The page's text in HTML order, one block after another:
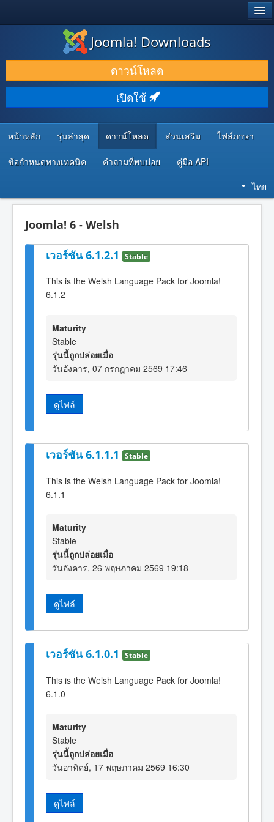
ดาวน์โหลด & ส่วนเสริม
ค้นคว้า & เรียนรู้
ชุมชน & สนับสนุน
ทรัพยากรสำหรับนักพัฒนา
Joomla! Downloads
ดาวน์โหลด
เปิดใช้
หน้าหลัก รุ่นล่าสุด ดาวน์โหลด ส่วนเสริม ไฟล์ภาษา
ข้อกำหนดทางเทคนิค คำถามที่พบบ่อย คู่มือ API
ไทย
Joomla! 6 - Welsh
เวอร์ชัน 6.1.2.1 Stable
This is the Welsh Language Pack for Joomla!
6.1.2
Maturity
Stable
รุ่นนี้ถูกปล่อยเมื่อ
วันอังคาร, 07 กรกฎาคม 2569 17:46
ดูไฟล์
เวอร์ชัน 6.1.1.1 Stable
This is the Welsh Language Pack for Joomla!
6.1.1
Maturity
Stable
รุ่นนี้ถูกปล่อยเมื่อ
วันอังคาร, 26 พฤษภาคม 2569 19:18
ดูไฟล์
เวอร์ชัน 6.1.0.1 Stable
This is the Welsh Language Pack for Joomla!
6.1.0
Maturity
Stable
รุ่นนี้ถูกปล่อยเมื่อ
วันอาทิตย์, 17 พฤษภาคม 2569 16:30
ดูไฟล์